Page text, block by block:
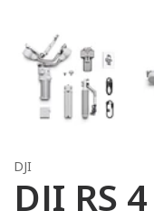
DJI
DJI RS